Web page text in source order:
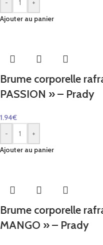
-
+
Ajouter au panier
Brume corporelle
PASSION » – Prady
1.94€
-
+
Ajouter au panier
Brume corporelle
MANGO » – Prady